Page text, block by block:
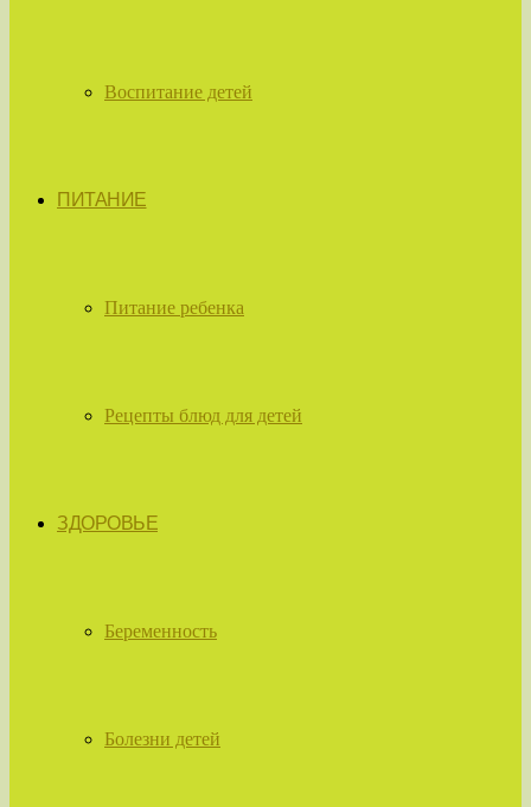
Воспитание детей
ПИТАНИЕ
Питание ребенка
Рецепты блюд для детей
ЗДОРОВЬЕ
Беременность
Болезни детей